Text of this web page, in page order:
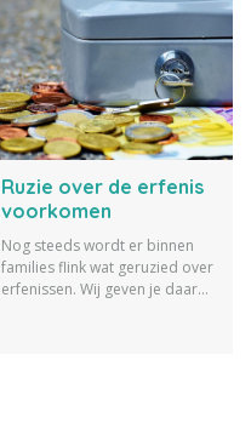
Ruzie over de erfenis
voorkomen
Nog steeds wordt er binnen
families flink wat geruzied over
erfenissen. Wij geven je daar